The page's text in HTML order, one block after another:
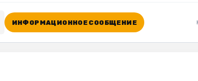
ИНФОРМАЦИОННОЕ СООБЩЕНИЕ